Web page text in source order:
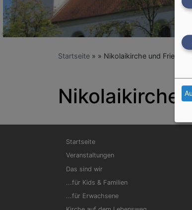
Startseite Nikolaikirche und
Nikolaikirche
Hauptnavigation
Startseite
Veranstaltungen
Das sind wir
...für Kids & Familien
...für Erwachsene